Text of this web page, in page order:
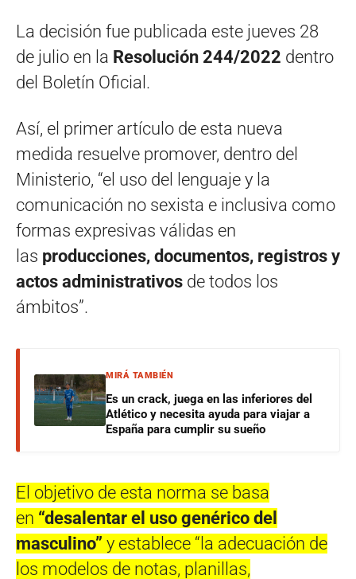
La decisión fue publicada este jueves 28
de julio en la Resolución 244/2022 dentro
del Boletín Oficial.
Así, el primer artículo de esta nueva
medida resuelve promover, dentro del
Ministerio, “el uso del lenguaje y la
comunicación no sexista e inclusiva como
formas expresivas válidas en
las producciones, documentos, registros y
actos administrativos de todos los
ámbitos”.
MIRÁ TAMBIÉN
Es un crack, juega en las inferiores del
Atlético y necesita ayuda para viajar a
España para cumplir su sueño
El objetivo de esta norma se basa
en “desalentar el uso genérico del
masculino” y establece “la adecuación de
los modelos de notas, planillas,